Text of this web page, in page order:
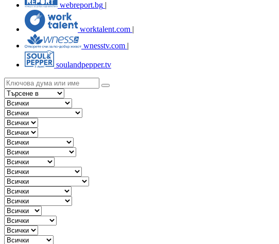
webreport.bg
worktalent.com |
wnesstv.com |
soulandpepper.tv